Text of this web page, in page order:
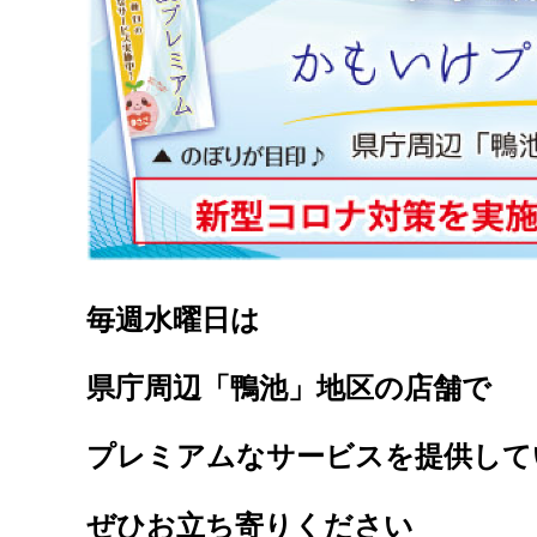
毎週水曜日は
県庁周辺「鴨池」地区の店舗で
プレミアムなサービスを提供し
ぜひお立ち寄りください